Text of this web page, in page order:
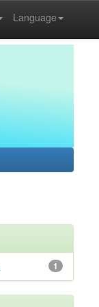
Language
1